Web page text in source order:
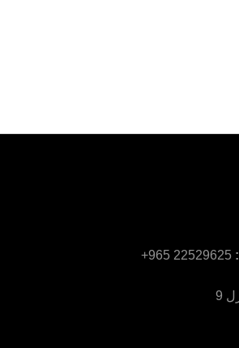
22529625 965+